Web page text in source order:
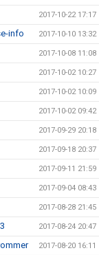
2017-10-22 17:17
info 2017-10-10 13:32
2017-10-08 11:08
2017-10-02 10:27
2017-10-02 10:09
2017-10-02 09:42
2017-09-29 20:18
2017-09-18 20:37
2017-09-11 21:59
2017-09-04 08:43
2017-08-28 21:45
2017-08-24 20:47
2017-08-20 16:11